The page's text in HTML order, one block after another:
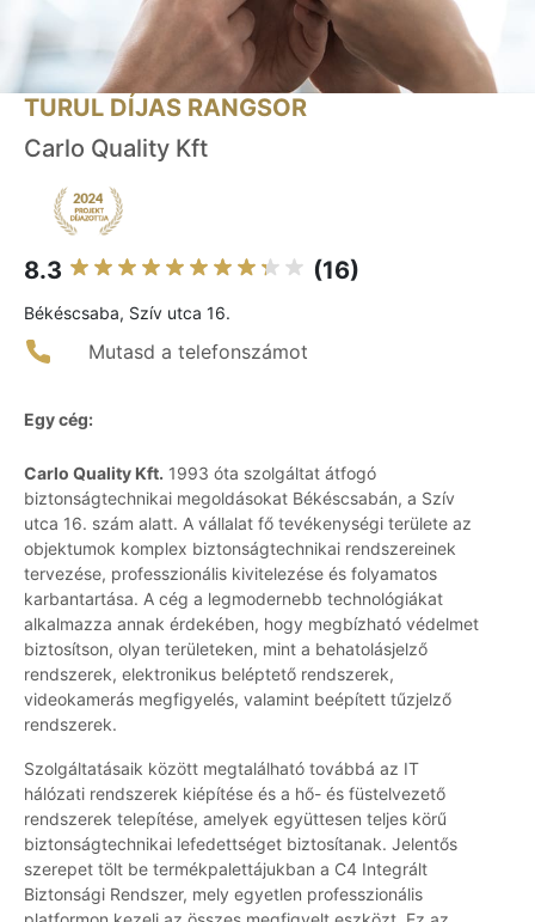
TURUL DÍJAS RANGSOR
Carlo Quality Kft
8.3 (16)
Békéscsaba, Szív utca 16.
Mutasd a telefonszámot
Egy cég:
Carlo Quality Kft. 1993 óta szolgáltat átfogó
biztonságtechnikai megoldásokat Békéscsabán, a Szív
utca 16. szám alatt. A vállalat fő tevékenységi területe az
objektumok komplex biztonságtechnikai rendszereinek
tervezése, professzionális kivitelezése és folyamatos
karbantartása. A cég a legmodernebb technológiákat
alkalmazza annak érdekében, hogy megbízható védelmet
biztosítson, olyan területeken, mint a behatolásjelző
rendszerek, elektronikus beléptető rendszerek,
videokamerás megfigyelés, valamint beépített tűzjelző
rendszerek.
Szolgáltatásaik között megtalálható továbbá az IT
hálózati rendszerek kiépítése és a hő- és füstelvezető
rendszerek telepítése, amelyek együttesen teljes körű
biztonságtechnikai lefedettséget biztosítanak. Jelentős
szerepet tölt be termékpalettájukban a C4 Integrált
Biztonsági Rendszer, mely egyetlen professzionális